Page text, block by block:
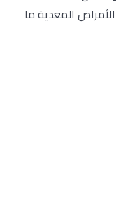
المعدية ما